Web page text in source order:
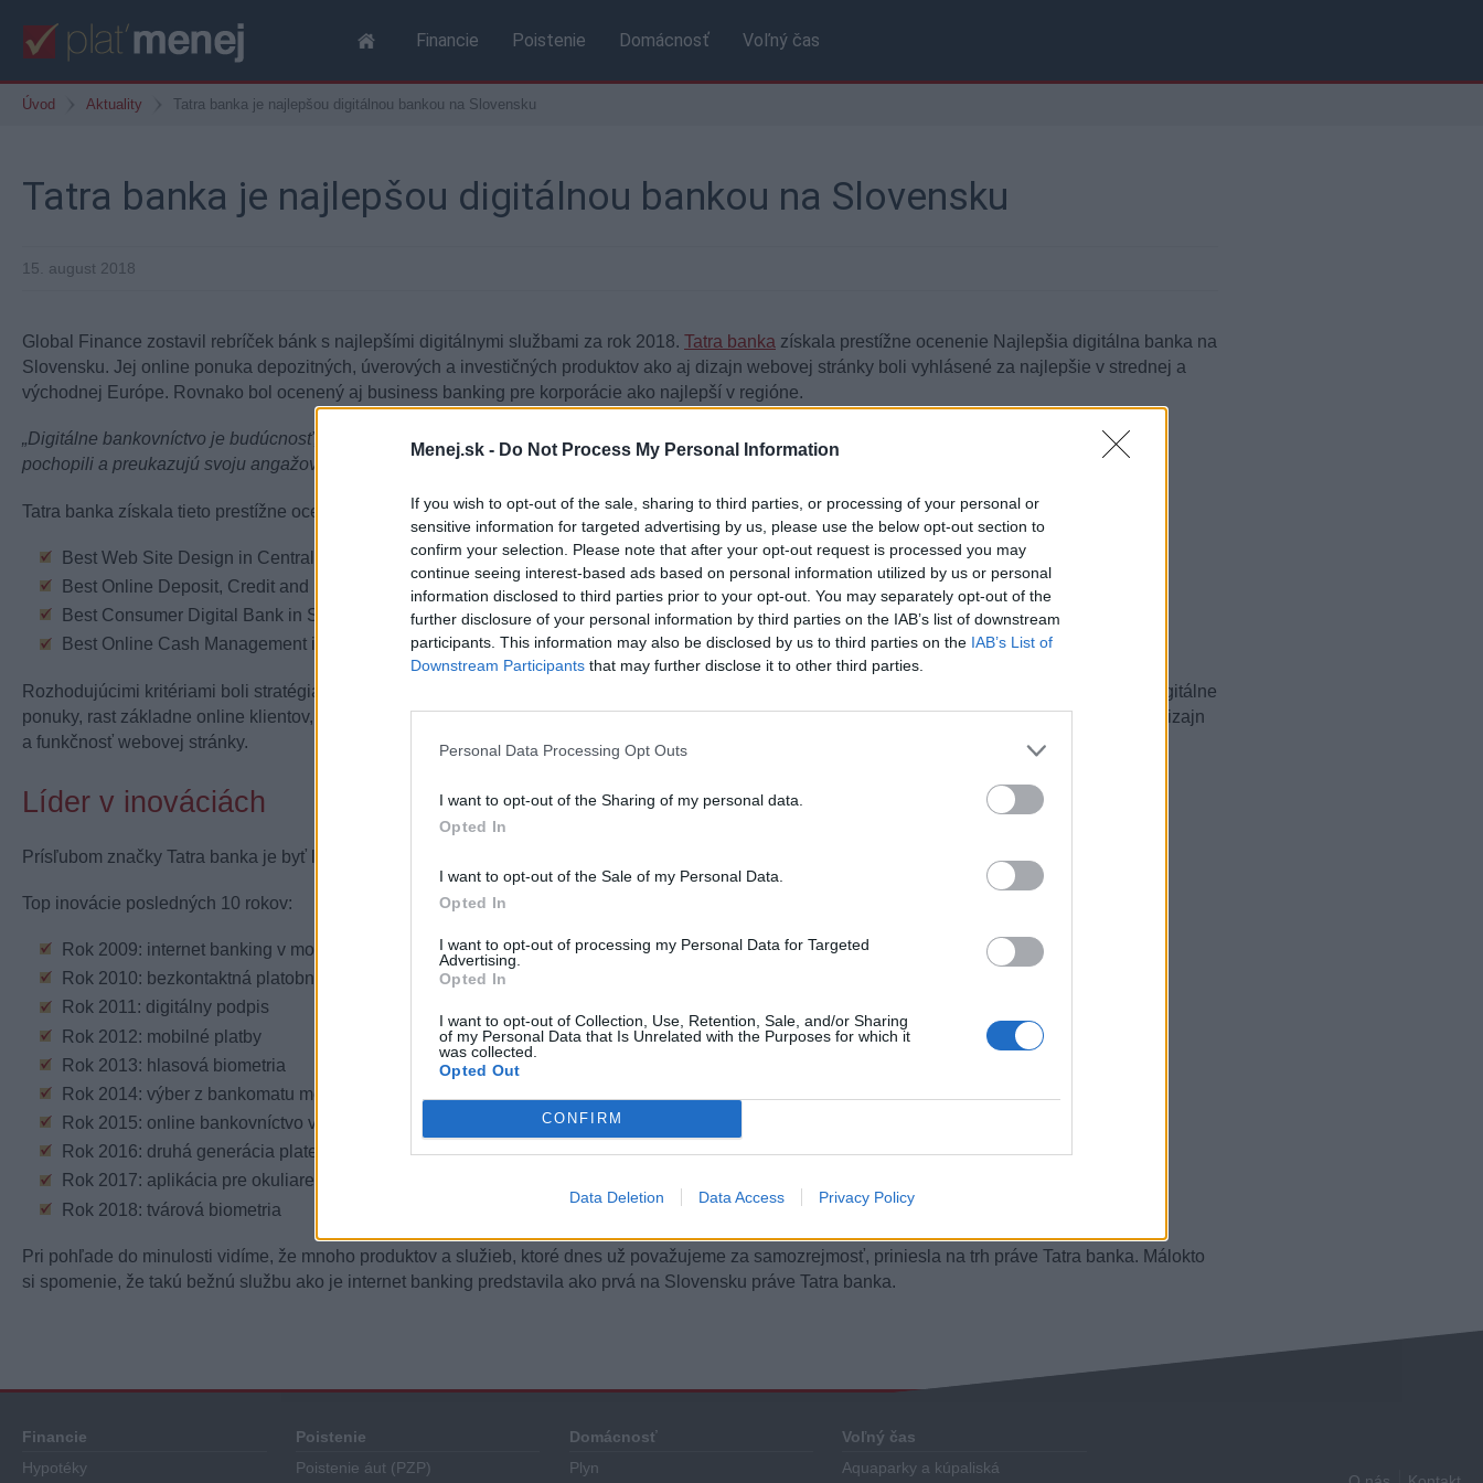
Menej.sk - Do Not Process My Personal Information
If you wish to opt-out of the sale, sharing to third parties, or processing of your personal or
sensitive information for targeted advertising by us, please use the below opt-out section to
confirm your selection. Please note that after your opt-out request is processed you may
continue seeing interest-based ads based on personal information utilized by us or personal
information disclosed to third parties prior to your opt-out. You may separately opt-out of the
further disclosure of your personal information by third parties on the IAB’s list of downstream
participants. This information may also be disclosed by us to third parties on the IAB’s List of
Downstream Participants that may further disclose it to other third parties.
Personal Data Processing Opt Outs
I want to opt-out of the Sharing of my personal data.
Opted In
I want to opt-out of the Sale of my Personal Data.
Opted In
I want to opt-out of processing my Personal Data for Targeted
Advertising.
Opted In
I want to opt-out of Collection, Use, Retention, Sale, and/or Sharing
of my Personal Data that Is Unrelated with the Purposes for which it
was collected.
Opted Out
CONFIRM
Data Deletion Data Access Privacy Policy
Financie Poistenie Domácnosť Voľný čas
Úvod Aktuality Tatra banka je najlepšou digitálnou bankou na Slovensku
Tatra banka je najlepšou digitálnou bankou na Slovensku
15. august 2018
Global Finance zostavil rebríček bánk s najlepšími digitálnymi službami za rok 2018. Tatra banka získala prestížne ocenenie Najlepšia digitálna banka na
Slovensku. Jej online ponuka depozitných, úverových a investičných produktov ako aj dizajn webovej stránky boli vyhlásené za najlepšie v strednej a
východnej Európe. Rovnako bol ocenený aj business banking pre korporácie ako najlepší v regióne.
„Digitálne bankovníctvo je budúcnosť,“ uviedol Joseph D. Giarraputo, vydavateľ a redakčný riaditeľ Global Finance.
„Víťazi Digital Bank Award to
pochopili a preukazujú svoju angažovanosť neustále inovovať svoje produkty a služby pre firemných aj retailových klientov.“
Tatra banka získala tieto prestížne ocenenia:
Best Web Site Design in Central & Eastern Europe
Best Online Deposit, Credit and Investment Product Offerings in Central & Eastern Europe
Best Consumer Digital Bank in Slovakia
Best Online Cash Management in Central & Eastern Europe (Corporate)
Rozhodujúcimi kritériami boli stratégia banky a jej sila na pritiahnutie a obsluhu online klientov, schopnosť motivovať svojich klientov, aby využili digitálne
ponuky, rast základne online klientov, šírka produktového portfólia, dôkazy o hmatateľných výhodách vyplývajúcich z internetových iniciatív ako aj dizajn
a funkčnosť webovej stránky.
Líder v inováciách
Prísľubom značky Tatra banka je byť lídrom v inováciách a klientom pravidelne prinášať užitočné novinky, ktoré im zjednodušia život.
Top inovácie posledných 10 rokov:
Rok 2009: internet banking v mobile
Rok 2010: bezkontaktná platobná karta Visa
Rok 2011: digitálny podpis
Rok 2012: mobilné platby
Rok 2013: hlasová biometria
Rok 2014: výber z bankomatu mobilom
Rok 2015: online bankovníctvo v inteligentných hodinkách
Rok 2016: druhá generácia platenia mobilom
Rok 2017: aplikácia pre okuliare Microsoft HoloLens
Rok 2018: tvárová biometria
Pri pohľade do minulosti vidíme, že mnoho produktov a služieb, ktoré dnes už považujeme za samozrejmosť, priniesla na trh práve Tatra banka. Málokto
si spomenie, že takú bežnú službu ako je internet banking predstavila ako prvá na Slovensku práve Tatra banka.
Financie
Hypotéky
Poistenie
Poistenie áut (PZP)
Domácnosť
Plyn
Voľný čas
Aquaparky a kúpaliská